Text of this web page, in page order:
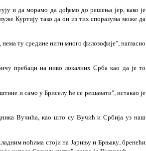
и да морамо да дођемо до решења јер, како је
Куртију тако да он из тих споразума може да
ту средине нити много филозофије", нагласио
пребаци на ниво локалних Срба као да је то
и само у Бриселу ће се решавати", истакао је
Вучића, као што су Вучић и Србија уз наш
ноћима стоји на Јарињу и Брњаку, бренећи